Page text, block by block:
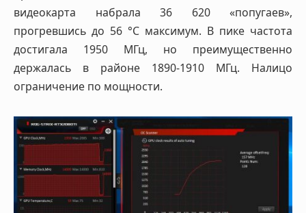
видеокарта набрала 36 620 «попугаев»,
прогревшись до 56 °C максимум. В пике частота
достигала 1950 МГц, но преимущественно
держалась в районе 1890-1910 МГц. Налицо
ограничение по мощности.